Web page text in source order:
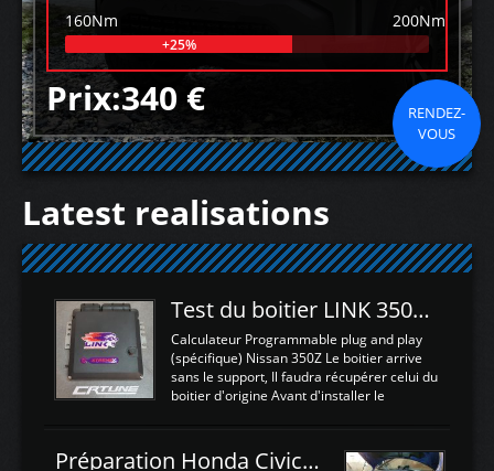
160Nm 200Nm
+25%
Prix:340 €
RENDEZ-
VOUS
Latest realisations
Test du boitier LINK 350Z Plugin ECU
Calculateur Programmable plug and play
(spécifique) Nissan 350Z Le boitier arrive
sans le support, Il faudra récupérer celui du
boitier d'origine Avant d'installer le
d'envoyer l'information de la large bande
Préparation Honda Civic Type R FK2